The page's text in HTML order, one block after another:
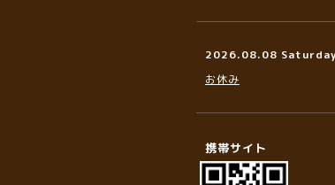
2026.08.08
お休み
携帯サイト